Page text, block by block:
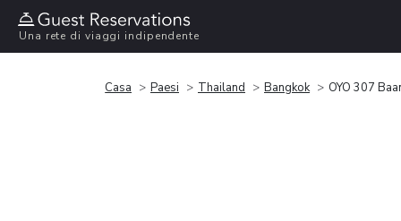
Una rete di viaggi indipendente
Casa Paesi Thailand Bangkok OYO 307